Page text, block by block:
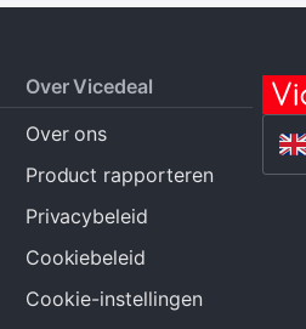
Over Vicedeal
Over ons
Product rapporteren
Privacybeleid
Cookiebeleid
Cookie-instellingen